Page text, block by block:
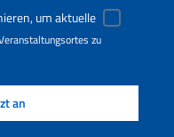
um aktuelle
zu